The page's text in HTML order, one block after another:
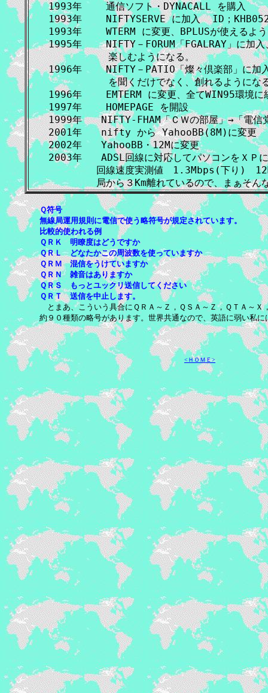
1993年    通信ソフト・DYNACALL を購入
1993年    NIFTYSERVE に加入  ID；
1993年    WTERM に変更、BPLUSが使えるよ
1995年    NIFTY－FORUM「FGALRAY」に加入
          楽しむようになる。
1996年    NIFTY－PATIO「燦々倶楽部」に加
を聞くだけでなく、創れるようにな
1996年    EMTERM に変更、全てWIN95環境に
1997年    HOMEPAGE を開設
1999年　　NIFTY-FHAM「ＣＷの部屋」→「電信
2001年　　nifty から YahooBB(8M)に変更
2002年　　YahooBB・12Mに変更
2003年　　ADSL回線に対応してパソコンをＸＰ
回線速度実測値　1.3Mbps(下り)　12M
Ｑ符号
無線局運用規則に電信で使う略符号が規定されています。
比較的使われる例
ＱＲＫ 明瞭度はどうですか
ＱＲＬ どなたかこの周波数を使っていますか
ＱＲＭ 混信をうけていますか
ＱＲＮ 雑音はありますか
ＱＲＳ もっとユックリ送信してください
ＱＲＴ 送信を中止します。
とまあ、こういう具合にＱＲＡ～Ｚ，ＱＳＡ～Ｚ，ＱＴＡ～Ｘ
約９０種類の略号があります。世界共通なので、英語に弱い私に
<ＨＯＭＥ>